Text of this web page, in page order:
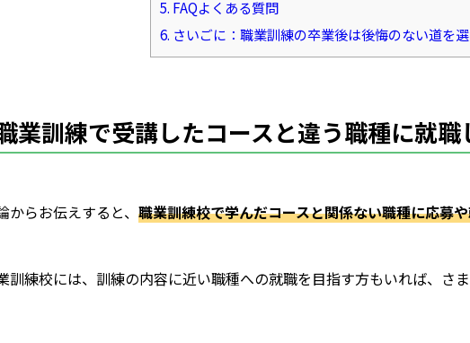
5. FAQよくある質問
6. さいごに：職業訓練の卒業後は後悔のない道を選
業訓練で受講したコースと違う職種に就職
からお伝えすると、 職業訓練校で学んだコースと関係ない職種に応募
訓練校には、訓練の内容に近い職種への就職を目指す方もいれば、さ